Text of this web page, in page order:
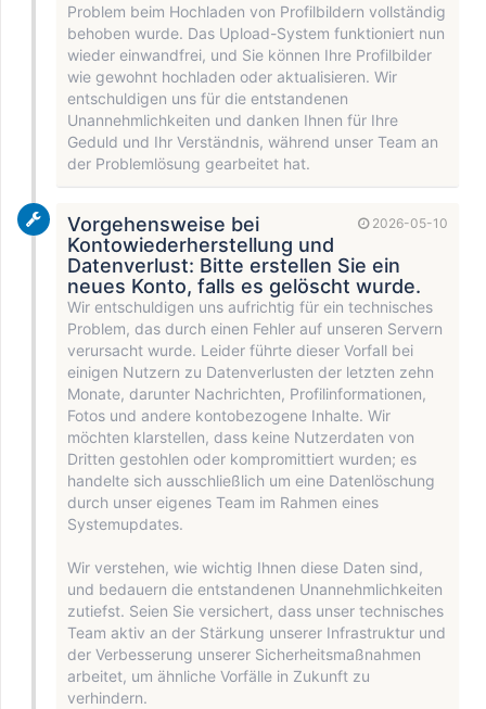
Problem beim Hochladen von Profilbildern vollständig
behoben wurde. Das Upload-System funktioniert nun
wieder einwandfrei, und Sie können Ihre Profilbilder
wie gewohnt hochladen oder aktualisieren. Wir
entschuldigen uns für die entstandenen
Unannehmlichkeiten und danken Ihnen für Ihre
Geduld und Ihr Verständnis, während unser Team an
der Problemlösung gearbeitet hat.
2026-05-10
Vorgehensweise bei
Kontowiederherstellung und
Datenverlust: Bitte erstellen Sie ein
neues Konto, falls es gelöscht wurde.
Wir entschuldigen uns aufrichtig für ein technisches
Problem, das durch einen Fehler auf unseren Servern
verursacht wurde. Leider führte dieser Vorfall bei
einigen Nutzern zu Datenverlusten der letzten zehn
Monate, darunter Nachrichten, Profilinformationen,
Fotos und andere kontobezogene Inhalte. Wir
möchten klarstellen, dass keine Nutzerdaten von
Dritten gestohlen oder kompromittiert wurden; es
handelte sich ausschließlich um eine Datenlöschung
durch unser eigenes Team im Rahmen eines
Systemupdates.
Wir verstehen, wie wichtig Ihnen diese Daten sind,
und bedauern die entstandenen Unannehmlichkeiten
zutiefst. Seien Sie versichert, dass unser technisches
Team aktiv an der Stärkung unserer Infrastruktur und
der Verbesserung unserer Sicherheitsmaßnahmen
arbeitet, um ähnliche Vorfälle in Zukunft zu
verhindern.